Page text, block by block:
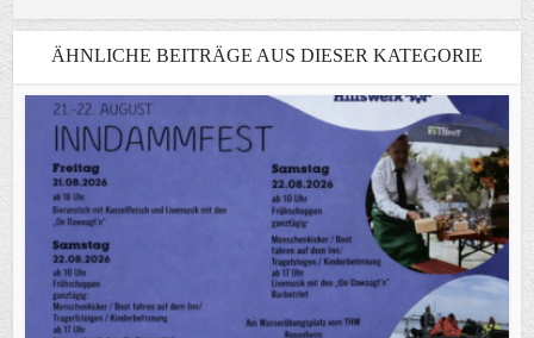
ÄHNLICHE BEITRÄGE AUS DIESER KATEGORIE